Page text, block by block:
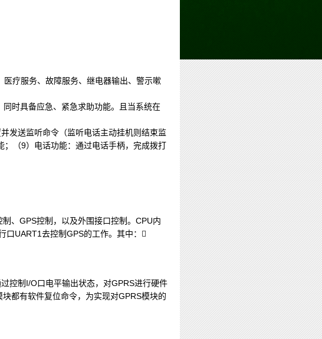
医疗服务、故障服务、继电器输出、警示嗽
时具备应急、紧急求助功能。且当系统在
发送监听命令（监听电话主动挂机则结束监
（9）电话功能：通过电话手柄，完成拨打
、GPS控制，以及外围接口控制。CPU内
口UART1去控制GPS的工作。其中：
控制I/O口电平输出状态，对GPRS进行硬件
都有软件复位命令，为实现对GPRS模块的